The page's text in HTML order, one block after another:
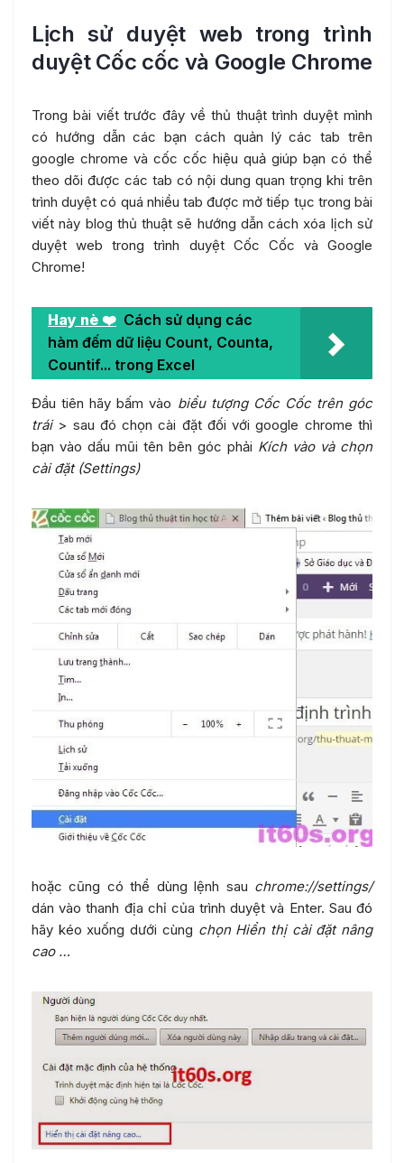
Lịch sử duyệt web trong trình
duyệt Cốc cốc và Google Chrome
Trong bài viết trước đây về thủ thuật trình duyệt mình
có hướng dẫn các bạn cách quản lý các tab trên
google chrome và cốc cốc hiệu quả giúp bạn có thể
theo dõi được các tab có nội dung quan trọng khi trên
trình duyệt có quá nhiều tab được mở tiếp tục trong bài
viết này blog thủ thuật sẽ hướng dẫn cách xóa lịch sử
duyệt web trong trình duyệt Cốc Cốc và Google
Chrome!
Hay nè ❤️ Cách sử dụng các
hàm đếm dữ liệu Count, Counta,
Countif... trong Excel
Đầu tiên hãy bấm vào biểu tượng Cốc Cốc trên góc
trái> sau đó chọn cài đặt đối với google chrome thì
bạn vào dấu mũi tên bên góc phải Kích vào và chọn
cài đặt (Settings)
hoặc cũng có thể dùng lệnh sau chrome://settings/
dán vào thanh địa chỉ của trình duyệt và Enter. Sau đó
hãy kéo xuống dưới cùng chọn Hiển thị cài đặt nâng
cao …